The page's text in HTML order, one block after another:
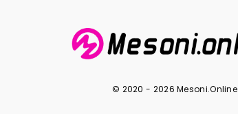
© 2020 - 2026 Mesoni.Online